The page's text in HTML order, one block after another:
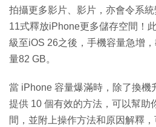
拍攝更多影片、影片，亦會令系
11式釋放iPhone更多儲存空間！
級至iOS 26之後，手機容量急增
量82 GB。
當 iPhone 容量爆滿時，除了換機
提供 10 個有效的方法，可以幫助
間，並附上操作方法和原因解釋